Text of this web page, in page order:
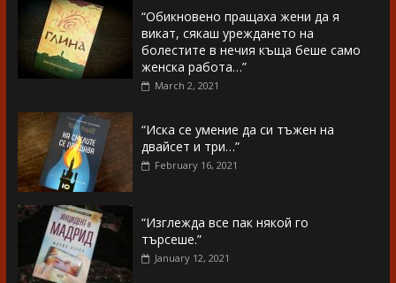
“Обикновено пращаха жени да я
викат, сякаш уреждането на
болестите в нечия къща беше само
женска работа…”
March 2, 2021
“Иска се умение да си тъжен на
двайсет и три…”
February 16, 2021
“Изглежда все пак някой го
търсеше.”
January 12, 2021